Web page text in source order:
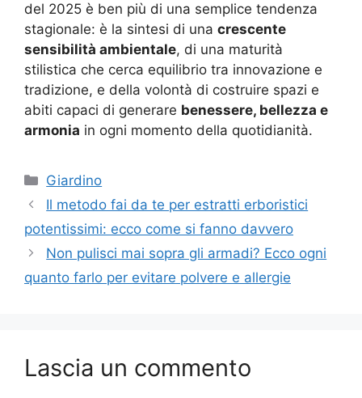
del 2025 è ben più di una semplice tendenza
stagionale: è la sintesi di una crescente
sensibilità ambientale, di una maturità
stilistica che cerca equilibrio tra innovazione e
tradizione, e della volontà di costruire spazi e
abiti capaci di generare benessere, bellezza e
armonia in ogni momento della quotidianità.
Categorie
Giardino
Il metodo fai da te per estratti erboristici
potentissimi: ecco come si fanno davvero
Non pulisci mai sopra gli armadi? Ecco ogni
quanto farlo per evitare polvere e allergie
Lascia un commento